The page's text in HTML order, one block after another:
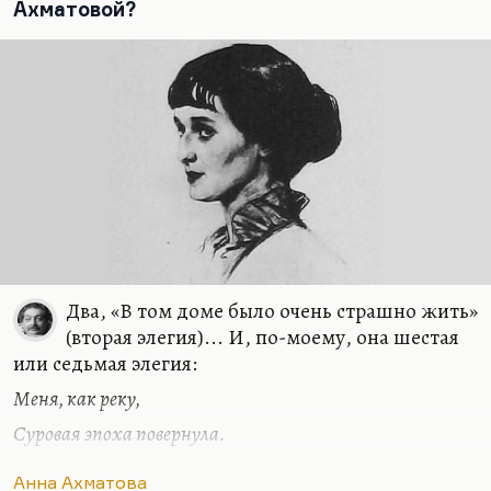
зря был влюблен в роковую женщину
Серебряного века,…
Ахматовой?
Два, «В том доме было очень страшно жить»
(вторая элегия)... И, по-моему, она шестая
или седьмая элегия:
Меня, как реку,
Суровая эпоха повернула.
Анна Ахматова